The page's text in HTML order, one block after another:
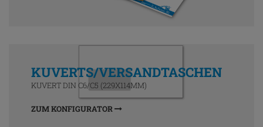
KUVERTS/VERSANDTASCHEN
KUVERT DIN C6/C5 (229X114MM)
ZUM KONFIGURATOR